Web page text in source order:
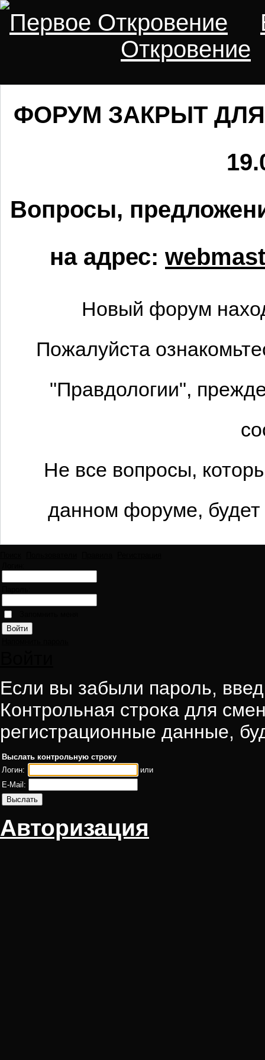
Первое Откровение
Откровение
ФОРУМ ЗАКРЫТ
Вопросы,
на адрес:
Новый форум
Пожалуйста
"Правдологии",
Не все вопросы,
данном форуме,
Если вы забыли пароль,
Контрольная строка для
регистрационные данные,
Выслать контрольную строку
Логин:
или
E-Mail:
Авторизация